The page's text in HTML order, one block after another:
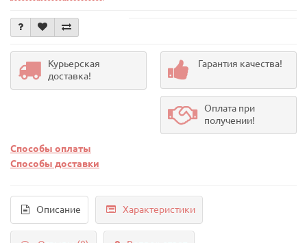
Курьерская
доставка!
Гарантия качества!
Оплата при
получении!
Способы оплаты
Способы доставки
Описание Характеристики